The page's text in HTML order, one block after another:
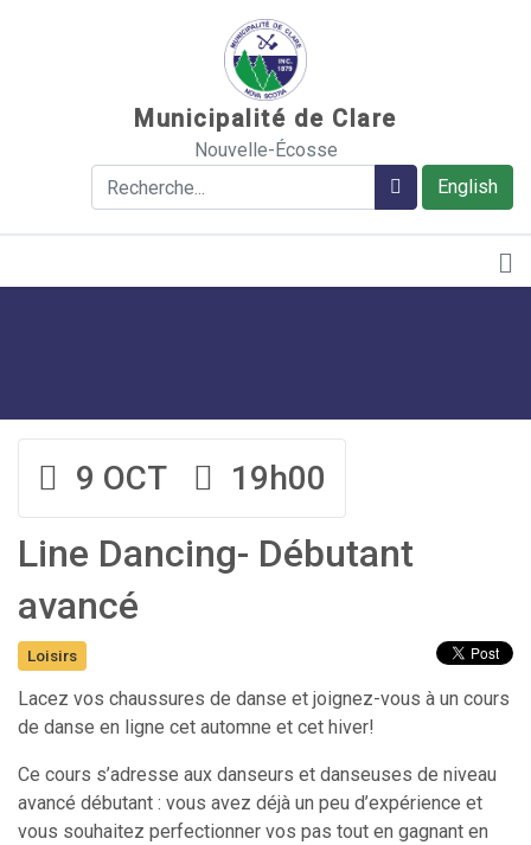
Municipalité de Clare
Nouvelle-Écosse
English
Rechercher Rechercher
9 OCT 19h00
Line Dancing- Débutant
avancé
Loisirs
Lacez vos chaussures de danse et joignez-vous à un cours
de danse en ligne cet automne et cet hiver!
Ce cours s’adresse aux danseurs et danseuses de niveau
avancé débutant : vous avez déjà un peu d’expérience et
vous souhaitez perfectionner vos pas tout en gagnant en